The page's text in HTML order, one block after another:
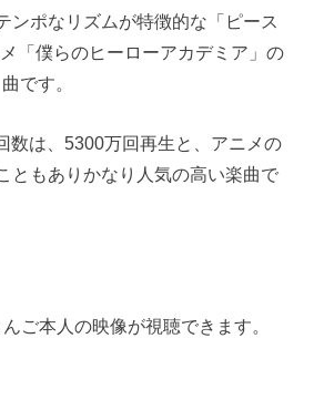
ンポなリズムが特徴的な「ピース
「僕らのヒーローアカデミア」の
です。
数は、5300万回再生と、アニメの
ともありかなり人気の高い楽曲で
ご本人の映像が視聴できます。